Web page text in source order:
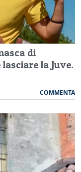
di
la Juve.
COMMENTA